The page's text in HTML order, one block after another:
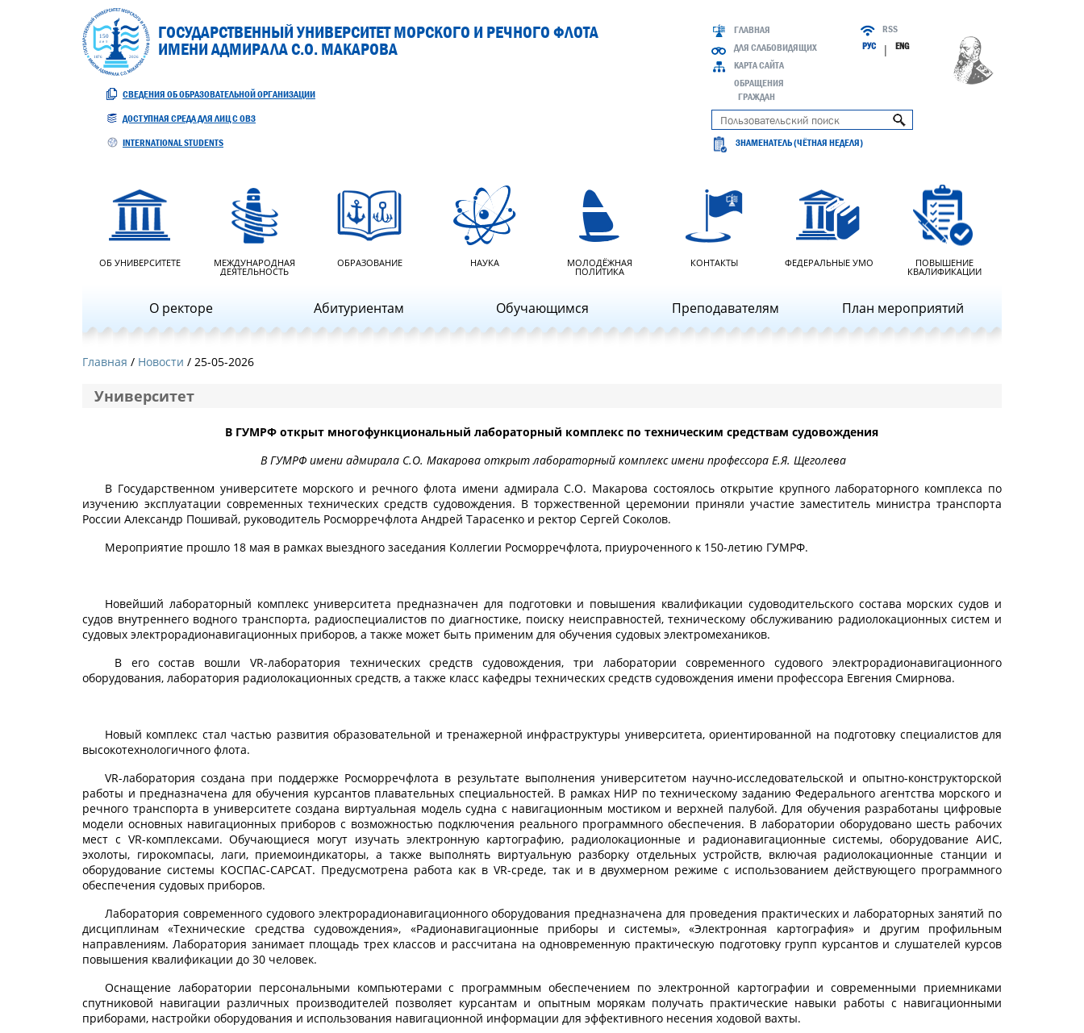
ГОСУДАРСТВЕННЫЙ УНИВЕРСИТЕТ МОРСКОГО И РЕЧНОГО ФЛОТА
ИМЕНИ АДМИРАЛА С.О. МАКАРОВА
СВЕДЕНИЯ ОБ ОБРАЗОВАТЕЛЬНОЙ ОРГАНИЗАЦИИ
ДОСТУПНАЯ СРЕДА ДЛЯ ЛИЦ С ОВЗ
INTERNATIONAL STUDENTS
ГЛАВНАЯ
ДЛЯ СЛАБОВИДЯЩИХ
КАРТА САЙТА
ОБРАЩЕНИЯ
ГРАЖДАН
RSS
РУС | ENG
ЗНАМЕНАТЕЛЬ (ЧЁТНАЯ НЕДЕЛЯ)
ОБ УНИВЕРСИТЕТЕ МЕЖДУНАРОДНАЯ
ДЕЯТЕЛЬНОСТЬ
ОБРАЗОВАНИЕ НАУКА МОЛОДЁЖНАЯ
ПОЛИТИКА
КОНТАКТЫ ФЕДЕРАЛЬНЫЕ УМО ПОВЫШЕНИЕ
КВАЛИФИКАЦИИ
О ректоре Абитуриентам Обучающимся Преподавателям План мероприятий
Главная Новости / 25-05-2026
Университет
В ГУМРФ открыт многофункциональный лабораторный комплекс по техническим средствам судовождения
В ГУМРФ имени адмирала С.О. Макарова открыт лабораторный комплекс имени профессора Е.Я. Щеголева
В Государственном университете морского и речного флота имени адмирала С.О. Макарова состоялось открытие крупного лабораторного комплекса по
изучению эксплуатации современных технических средств судовождения. В торжественной церемонии приняли участие заместитель министра транспорта
России Александр Пошивай, руководитель Росморречфлота Андрей Тарасенко и ректор Сергей Соколов.
Мероприятие прошло 18 мая в рамках выездного заседания Коллегии Росморречфлота, приуроченного к 150-летию ГУМРФ.
Новейший лабораторный комплекс университета предназначен для подготовки и повышения квалификации судоводительского состава морских судов и
судов внутреннего водного транспорта, радиоспециалистов по диагностике, поиску неисправностей, техническому обслуживанию радиолокационных систем и
судовых электрорадионавигационных приборов, а также может быть применим для обучения судовых электромехаников.
В его состав вошли VR-лаборатория технических средств судовождения, три лаборатории современного судового электрорадионавигационного
оборудования, лаборатория радиолокационных средств, а также класс кафедры технических средств судовождения имени профессора Евгения Смирнова.
Новый комплекс стал частью развития образовательной и тренажерной инфраструктуры университета, ориентированной на подготовку специалистов для
высокотехнологичного флота.
VR-лаборатория создана при поддержке Росморречфлота в результате выполнения университетом научно-исследовательской и опытно-конструкторской
работы и предназначена для обучения курсантов плавательных специальностей. В рамках НИР по техническому заданию Федерального агентства морского и
речного транспорта в университете создана виртуальная модель судна с навигационным мостиком и верхней палубой. Для обучения разработаны цифровые
модели основных навигационных приборов с возможностью подключения реального программного обеспечения. В лаборатории оборудовано шесть рабочих
мест с VR-комплексами. Обучающиеся могут изучать электронную картографию, радиолокационные и радионавигационные системы, оборудование АИС,
эхолоты, гирокомпасы, лаги, приемоиндикаторы, а также выполнять виртуальную разборку отдельных устройств, включая радиолокационные станции и
оборудование системы КОСПАС-САРСАТ. Предусмотрена работа как в VR-среде, так и в двухмерном режиме с использованием действующего программного
обеспечения судовых приборов.
Лаборатория современного судового электрорадионавигационного оборудования предназначена для проведения практических и лабораторных занятий по
дисциплинам «Технические средства судовождения», «Радионавигационные приборы и системы», «Электронная картография» и другим профильным
направлениям. Лаборатория занимает площадь трех классов и рассчитана на одновременную практическую подготовку групп курсантов и слушателей курсов
повышения квалификации до 30 человек.
Оснащение лаборатории персональными компьютерами с программным обеспечением по электронной картографии и современными приемниками
спутниковой навигации различных производителей позволяет курсантам и опытным морякам получать практические навыки работы с навигационными
приборами, настройки оборудования и использования навигационной информации для эффективного несения ходовой вахты.